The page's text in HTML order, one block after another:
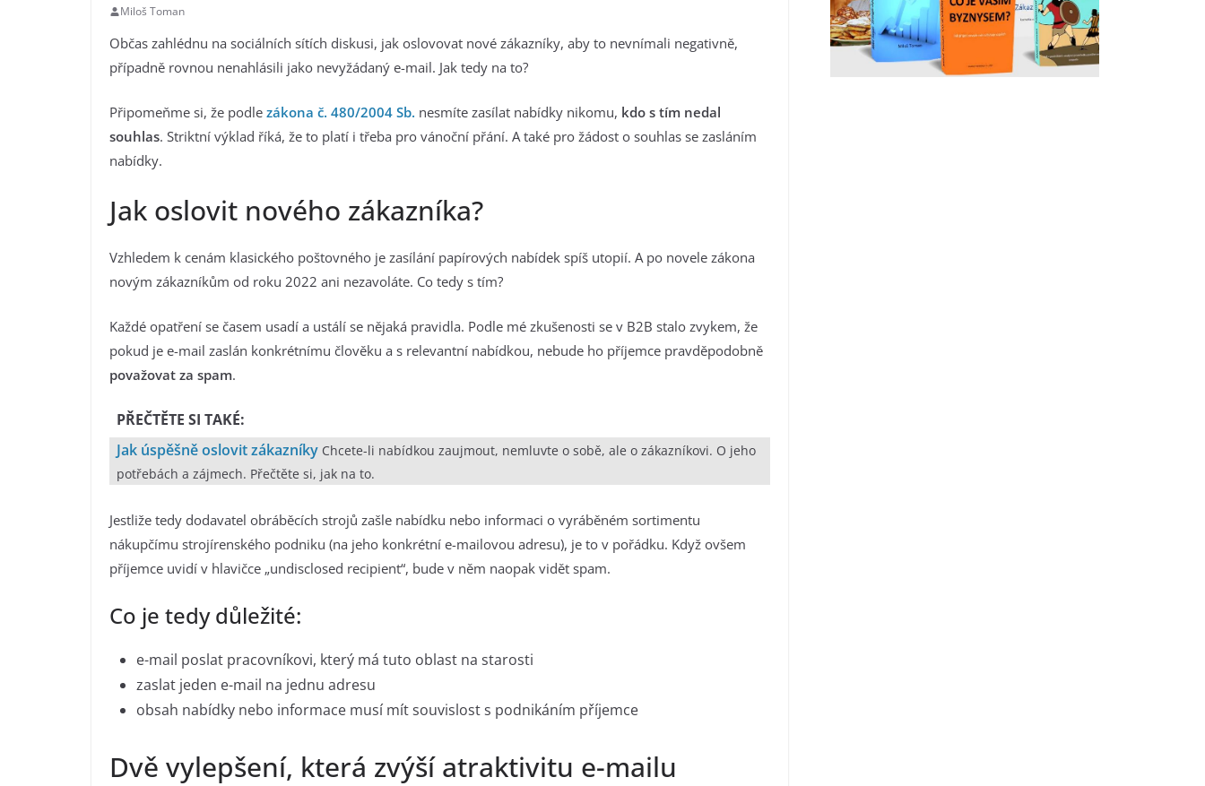
Miloš Toman
Občas zahlédnu na sociálních sítích diskusi, jak oslovovat nové zákazníky, aby to nevnímali negativně,
případně rovnou nenahlásili jako nevyžádaný e-mail. Jak tedy na to?
Připomeňme si, že podle zákona č. 480/2004 Sb. nesmíte zasílat nabídky nikomu, kdo s tím nedal
souhlas. Striktní výklad říká, že to platí i třeba pro vánoční přání. A také pro žádost o souhlas se zasláním
nabídky.
Jak oslovit nového zákazníka?
Vzhledem k cenám klasického poštovného je zasílání papírových nabídek spíš utopií. A po novele zákona
novým zákazníkům od roku 2022 ani nezavoláte. Co tedy s tím?
Každé opatření se časem usadí a ustálí se nějaká pravidla. Podle mé zkušenosti se v B2B stalo zvykem, že
pokud je e-mail zaslán konkrétnímu člověku a s relevantní nabídkou, nebude ho příjemce pravděpodobně
považovat za spam.
PŘEČTĚTE SI TAKÉ:
Jak úspěšně oslovit zákazníky Chcete-li nabídkou zaujmout, nemluvte o sobě, ale o zákazníkovi. O jeho
potřebách a zájmech. Přečtěte si, jak na to.
Jestliže tedy dodavatel obráběcích strojů zašle nabídku nebo informaci o vyráběném sortimentu
nákupčímu strojírenského podniku (na jeho konkrétní e-mailovou adresu), je to v pořádku. Když ovšem
příjemce uvidí v hlavičce „undisclosed recipient“, bude v něm naopak vidět spam.
Co je tedy důležité:
e-mail poslat pracovníkovi, který má tuto oblast na starosti
zaslat jeden e-mail na jednu adresu
obsah nabídky nebo informace musí mít souvislost s podnikáním příjemce
Dvě vylepšení, která zvýší atraktivitu e-mailu